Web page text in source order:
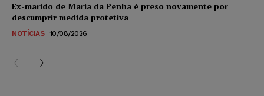
Ex-marido de Maria da Penha é preso novamente por
descumprir medida protetiva
NOTÍCIAS 10/08/2026